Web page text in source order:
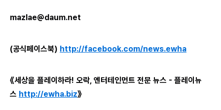
mazlae@daum.net
(공식페이스북) http://facebook.com/news.ewha
《세상을 플레이하라! 오락, 엔터테인먼트 전문 뉴스 - 플레이뉴
스 http://ewha.biz》